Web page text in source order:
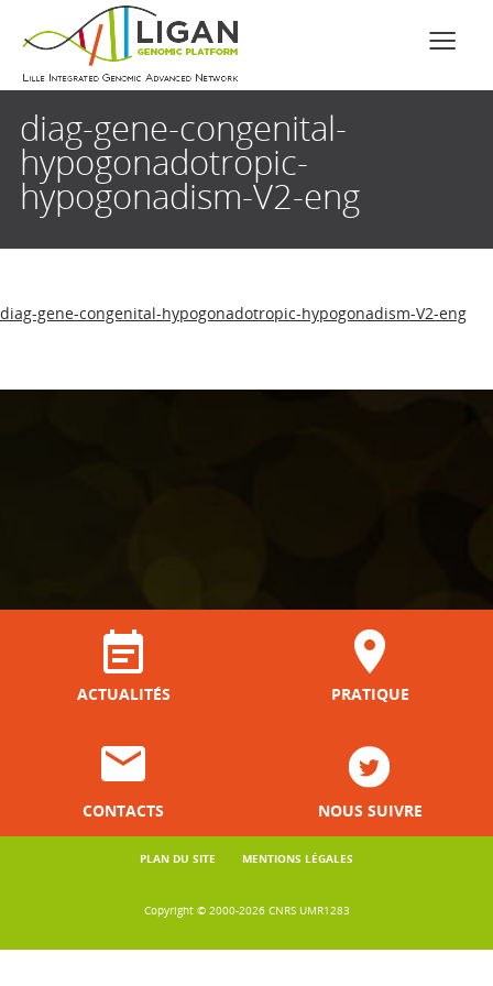
diag-gene-congenital-
hypogonadotropic-
hypogonadism-V2-eng
diag-gene-congenital-hypogonadotropic-hypogonadism-V2-eng
ACTUALITÉS PRATIQUE
CONTACTS NOUS SUIVRE
PLAN DU SITE MENTIONS LÉGALES
Copyright © 2000-2026 CNRS UMR1283